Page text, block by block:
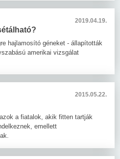
2019.04.19.
hajlamosító géneket - állapították
amerikai vizsgálat
2015.05.22.
a fiatalok, akik fitten tartják
emellett